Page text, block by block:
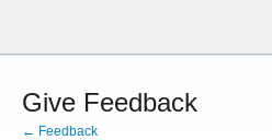
content
Give Feedback
← Feedback